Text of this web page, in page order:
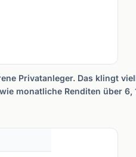
Privatanleger. Das klingt
monatliche Renditen über